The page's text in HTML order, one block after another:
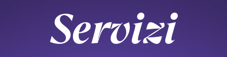
Servizi